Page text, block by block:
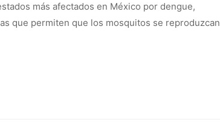
más afectados en México por dengue,
que permiten que los mosquitos se reproduzcan